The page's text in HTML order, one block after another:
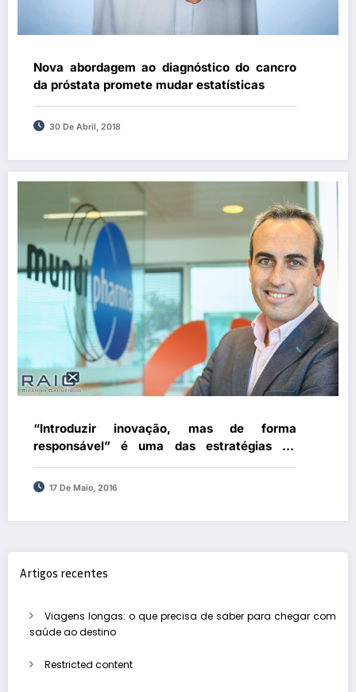
Nova abordagem ao diagnóstico do cancro
da próstata promete mudar estatísticas
30 De Abril, 2018
“Introduzir inovação, mas de forma
responsável” é uma das estratégias da
Mundipharma
17 De Maio, 2016
Artigos recentes
Viagens longas: o que precisa de saber para chegar com
saúde ao destino
Restricted content